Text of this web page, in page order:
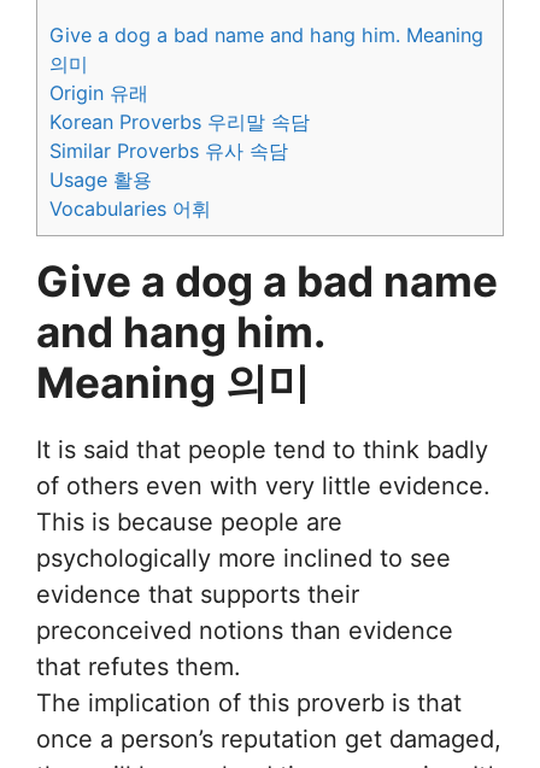
Give a dog a bad name and hang him. Meaning
의미
Origin 유래
Korean Proverbs 우리말 속담
Similar Proverbs 유사 속담
Usage 활용
Vocabularies 어휘
Give a dog a bad name
and hang him.
Meaning 의미
It is said that people tend to think badly
of others even with very little evidence.
This is because people are
psychologically more inclined to see
evidence that supports their
preconceived notions than evidence
that refutes them.
The implication of this proverb is that
once a person’s reputation get damaged,